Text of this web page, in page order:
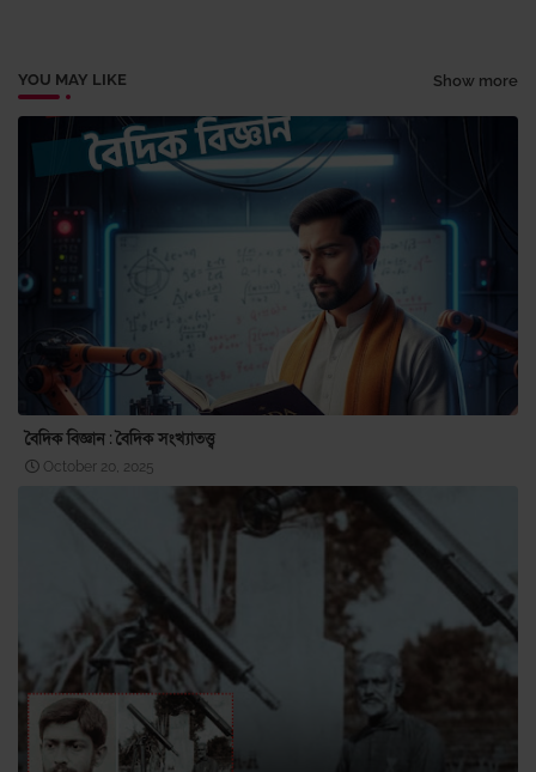
YOU MAY LIKE Show more
বৈদিক বিজ্ঞান : বৈদিক সংখ্যাতত্ত্ব
October 20, 2025